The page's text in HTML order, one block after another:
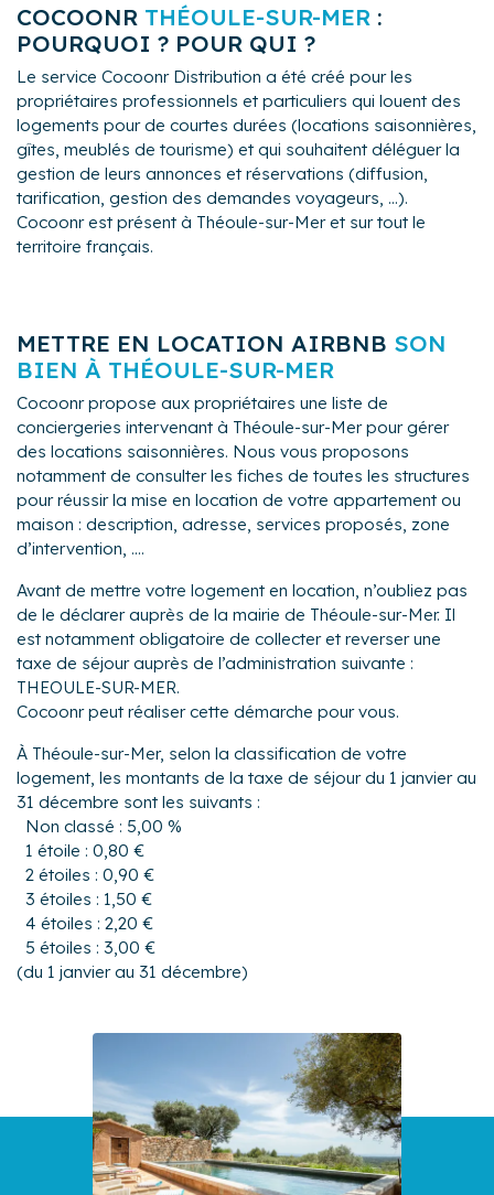
COCOONR THÉOULE-SUR-MER :
POURQUOI ? POUR QUI ?
Le service Cocoonr Distribution a été créé pour les
propriétaires professionnels et particuliers qui louent des
logements pour de courtes durées (locations saisonnières,
gîtes, meublés de tourisme) et qui souhaitent déléguer la
gestion de leurs annonces et réservations (diffusion,
tarification, gestion des demandes voyageurs, ...).
Cocoonr est présent à Théoule-sur-Mer et sur tout le
territoire français.
METTRE EN LOCATION AIRBNB SON
BIEN À THÉOULE-SUR-MER
Cocoonr propose aux propriétaires une liste de
conciergeries intervenant à Théoule-sur-Mer pour gérer
des locations saisonnières. Nous vous proposons
notamment de consulter les fiches de toutes les structures
pour réussir la mise en location de votre appartement ou
maison : description, adresse, services proposés, zone
d’intervention, ....
Avant de mettre votre logement en location, n’oubliez pas
de le déclarer auprès de la mairie de Théoule-sur-Mer. Il
est notamment obligatoire de collecter et reverser une
taxe de séjour auprès de l’administration suivante :
THEOULE-SUR-MER.
Cocoonr peut réaliser cette démarche pour vous.
À Théoule-sur-Mer, selon la classification de votre
logement, les montants de la taxe de séjour du 1 janvier au
31 décembre sont les suivants :
Non classé : 5,00 %
1 étoile : 0,80 €
2 étoiles : 0,90 €
3 étoiles : 1,50 €
4 étoiles : 2,20 €
5 étoiles : 3,00 €
(du 1 janvier au 31 décembre)